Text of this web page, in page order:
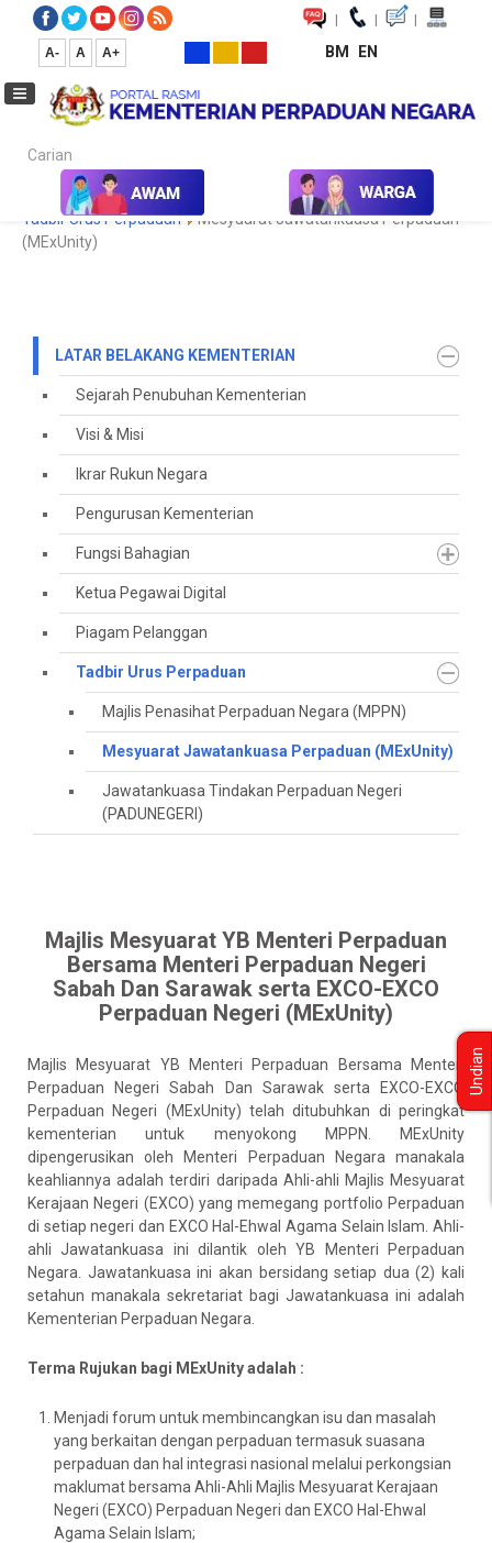
| | |
A- A A+ BM EN
Carian...
Laman Utama Korporat
Latar Belakang Kementerian
Tadbir Urus Perpaduan
Mesyuarat Jawatankuasa Perpaduan
(MExUnity)
LATAR BELAKANG KEMENTERIAN
Sejarah Penubuhan Kementerian
Visi & Misi
Ikrar Rukun Negara
Pengurusan Kementerian
Fungsi Bahagian
Ketua Pegawai Digital
Piagam Pelanggan
Tadbir Urus Perpaduan
Majlis Penasihat Perpaduan Negara (MPPN)
Mesyuarat Jawatankuasa Perpaduan (MExUnity)
Jawatankuasa Tindakan Perpaduan Negeri
(PADUNEGERI)
Majlis Mesyuarat YB Menteri Perpaduan
Bersama Menteri Perpaduan Negeri
Sabah Dan Sarawak serta EXCO-EXCO
Perpaduan Negeri (MExUnity)
Majlis Mesyuarat YB Menteri Perpaduan Bersama Menteri
Perpaduan Negeri Sabah Dan Sarawak serta EXCO-EXCO
Perpaduan Negeri (MExUnity) telah ditubuhkan di peringkat
kementerian untuk menyokong MPPN. MExUnity
dipengerusikan oleh Menteri Perpaduan Negara manakala
keahliannya adalah terdiri daripada Ahli-ahli Majlis Mesyuarat
Kerajaan Negeri (EXCO) yang memegang portfolio Perpaduan
di setiap negeri dan EXCO Hal-Ehwal Agama Selain Islam. Ahli-
ahli Jawatankuasa ini dilantik oleh YB Menteri Perpaduan
Negara. Jawatankuasa ini akan bersidang setiap dua (2) kali
setahun manakala sekretariat bagi Jawatankuasa ini adalah
Kementerian Perpaduan Negara.
Terma Rujukan bagi MExUnity adalah :
Menjadi forum untuk membincangkan isu dan masalah
yang berkaitan dengan perpaduan termasuk suasana
perpaduan dan hal integrasi nasional melalui perkongsian
maklumat bersama Ahli-Ahli Majlis Mesyuarat Kerajaan
Negeri (EXCO) Perpaduan Negeri dan EXCO Hal-Ehwal
Agama Selain Islam;
Undian